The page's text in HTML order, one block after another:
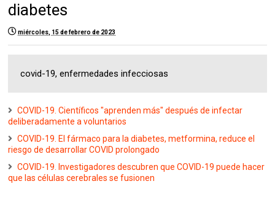
diabetes
miércoles, 15 de febrero de 2023
covid-19, enfermedades infecciosas
COVID-19. Científicos "aprenden más" después de infectar
deliberadamente a voluntarios
COVID-19. El fármaco para la diabetes, metformina, reduce el
riesgo de desarrollar COVID prolongado
COVID-19. Investigadores descubren que COVID-19 puede hacer
que las células cerebrales se fusionen